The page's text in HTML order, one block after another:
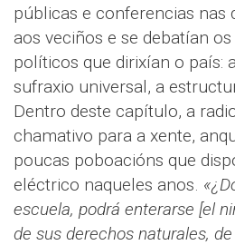
públicas e conferencias nas
aos veciños e se debatían
políticos que dirixían o país:
sufraxio universal, a
Dentro deste capítulo, a
chamativo para a xente,
poucas poboacións que
eléctrico naqueles anos.
escuela, podrá enterarse [el
de sus derechos naturales,